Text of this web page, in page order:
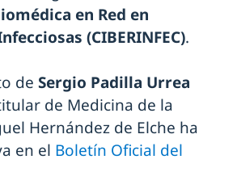
en Red en
(CIBERINFEC).
de Sergio Padilla Urrea
de Medicina de la
Hernández de Elche ha
en el Boletín Oficial del